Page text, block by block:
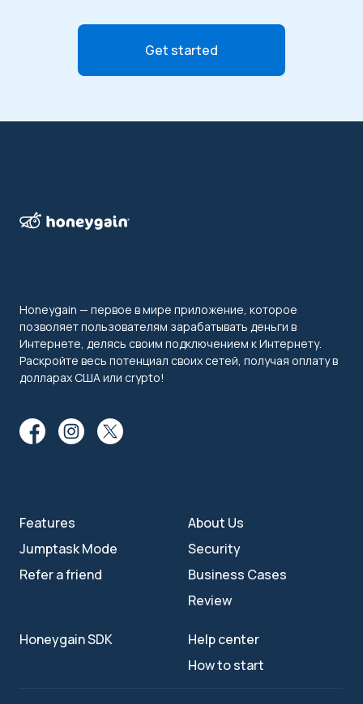
Get started
Honeygain — первое в мире приложение, которое
позволяет пользователям зарабатывать деньги в
Интернете, делясь своим подключением к Интернету.
Раскройте весь потенциал своих сетей, получая оплату в
долларах США или crypto!
Features
Jumptask Mode
Refer a friend
About Us
Security
Business Cases
Review
Honeygain SDK
Help center
How to start